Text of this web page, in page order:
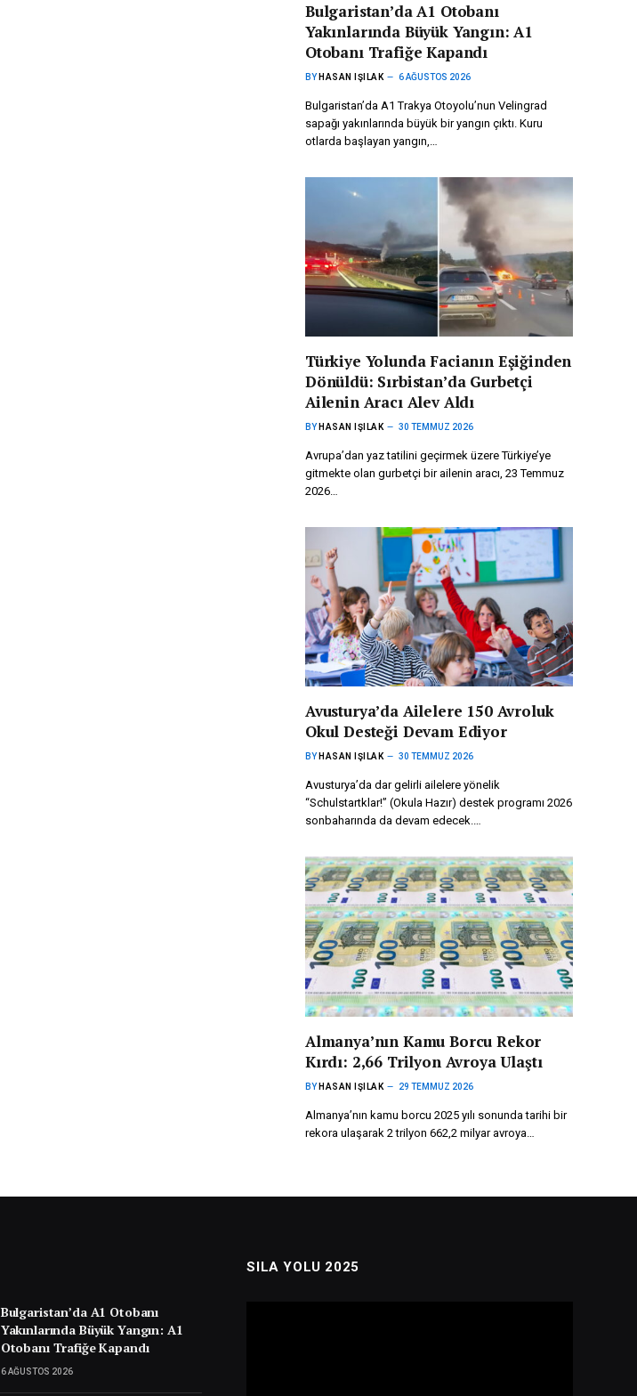
Bulgaristan’da A1 Otobanı
Yakınlarında Büyük Yangın: A1
Otobanı Trafiğe Kapandı
BY HASAN IŞILAK 6 AĞUSTOS 2026
Bulgaristan’da A1 Trakya Otoyolu’nun Velingrad
sapağı yakınlarında büyük bir yangın çıktı. Kuru
otlarda başlayan yangın,…
Türkiye Yolunda Facianın Eşiğinden
Dönüldü: Sırbistan’da Gurbetçi
Ailenin Aracı Alev Aldı
BY HASAN IŞILAK 30 TEMMUZ 2026
Avrupa’dan yaz tatilini geçirmek üzere Türkiye’ye
gitmekte olan gurbetçi bir ailenin aracı, 23 Temmuz
2026…
Avusturya’da Ailelere 150 Avroluk
Okul Desteği Devam Ediyor
BY HASAN IŞILAK 30 TEMMUZ 2026
Avusturya’da dar gelirli ailelere yönelik
“Schulstartklar!” (Okula Hazır) destek programı 2026
sonbaharında da devam edecek.…
Almanya’nın Kamu Borcu Rekor
Kırdı: 2,66 Trilyon Avroya Ulaştı
BY HASAN IŞILAK 29 TEMMUZ 2026
Almanya’nın kamu borcu 2025 yılı sonunda tarihi bir
rekora ulaşarak 2 trilyon 662,2 milyar avroya…
Bulgaristan’da A1 Otobanı
Yakınlarında Büyük Yangın: A1
Otobanı Trafiğe Kapandı
6 AĞUSTOS 2026
SILA YOLU 2025